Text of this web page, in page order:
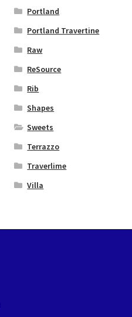
Portland
Portland Travertine
Raw
ReSource
Rib
Shapes
Sweets
Terrazzo
Traverlime
Villa